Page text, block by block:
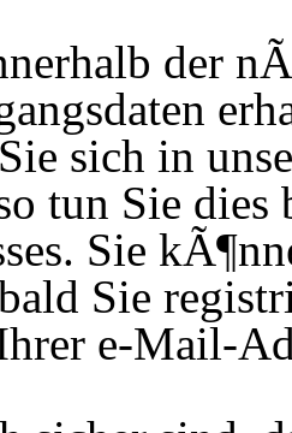
der
sich in
tun Sie
Sie
Sie
e-Mail-